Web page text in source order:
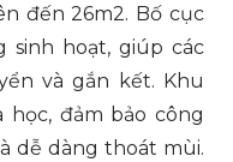
đến 26m2. Bố cục
sinh hoạt, giúp các
và gắn kết. Khu
đảm bảo công
dễ dàng thoát mùi.